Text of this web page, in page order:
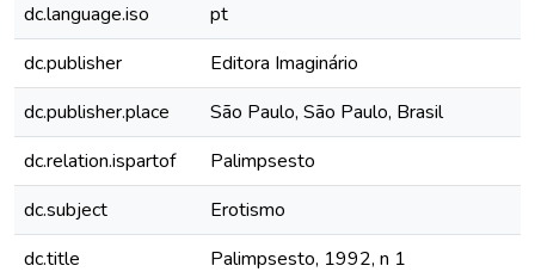
dc.language.iso
pt
dc.publisher
Editora Imaginário
dc.publisher.place
São Paulo, São Paulo, Brasil
dc.relation.ispartof
Palimpsesto
dc.subject
Erotismo
dc.title
Palimpsesto, 1992, n 1